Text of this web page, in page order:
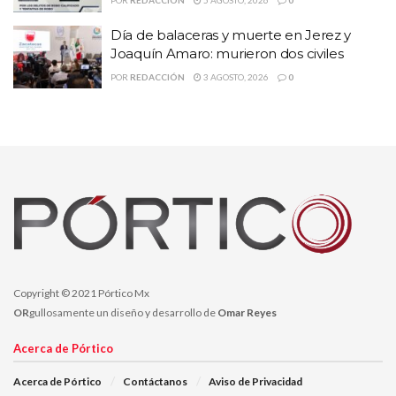
La SSP exhorta a los ciudadanos para que, en caso de recibir este
tipo de llamadas, cuelguen y denuncien de inmediato a las
corporaciones de la SSP, para que puedan actuar y se evite caer en
estos engaños.
Día de balaceras y muerte en Jerez y
Joaquín Amaro: murieron dos civiles
POR REDACCIÓN 3 AGOSTO, 2026 0
Copyright © 2021 Pórtico Mx
ORgullosamente un diseño y desarrollo de Omar Reyes
Acerca de Pórtico
Acerca de Pórtico Contáctanos Aviso de Privacidad